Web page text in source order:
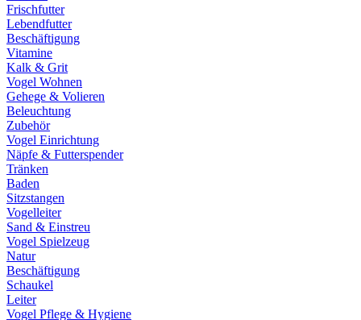
Frischfutter
Lebendfutter
Beschäftigung
Vitamine
Kalk & Grit
Vogel Wohnen
Gehege & Volieren
Beleuchtung
Zubehör
Vogel Einrichtung
Näpfe & Futterspender
Tränken
Baden
Sitzstangen
Vogelleiter
Sand & Einstreu
Vogel Spielzeug
Natur
Beschäftigung
Schaukel
Leiter
Vogel Pflege & Hygiene